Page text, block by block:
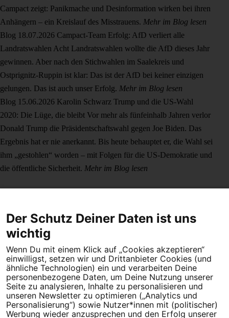
Campact zeigt: Panikmache und Desinformation wirken bei ihren
Anhängern – ein Kreislauf des Misstrauens. Mehr im Blog lesen
Blog 18.07.2026 Campact-Team Erfolg: AfD verliert alle
Landratswahlen Acht Landratswahlen wollte die AfD dieses Jahr
gewinnen. Aber nach den Stichwahlen im Saalekreis und
Ostprignitz-Ruppin ist klar: Das ist der AfD bei keiner einzigen
gelungen. Das ist auch unser Erfolg. Mehr im Blog lesen
Blog 15.06.2026 Karolin Schwarz Trump und die US-Wahl
2020: Die Lüge, die bleibt Vor mehr als fünfeinhalb Jahren verlor
Donald Trump die Präsidentschaftswahl gegen Joe Biden. Das
Ergebnis hat er nie anerkannt. Bis heute behauptet er, die Wahl sei
ihm „gestohlen“ worden – mit Folgen für die US-Demokratie und
die öffentliche Sicherheit. Mehr im Blog lesen
Dein Engagement macht den Unterschied. Schließe Dich 4,5
Millionen Menschen an.
Newsletter bestellen
Der Schutz Deiner Daten ist uns
wichtig
Wenn Du mit einem Klick auf „Cookies akzeptieren“
einwilligst, setzen wir und Drittanbieter Cookies (und
ähnliche Technologien) ein und verarbeiten Deine
personenbezogene Daten, um Deine Nutzung unserer
Seite zu analysieren, Inhalte zu personalisieren und
unseren Newsletter zu optimieren („Analytics und
Personalisierung“) sowie Nutzer*innen mit (politischer)
Werbung wieder anzusprechen und den Erfolg unserer